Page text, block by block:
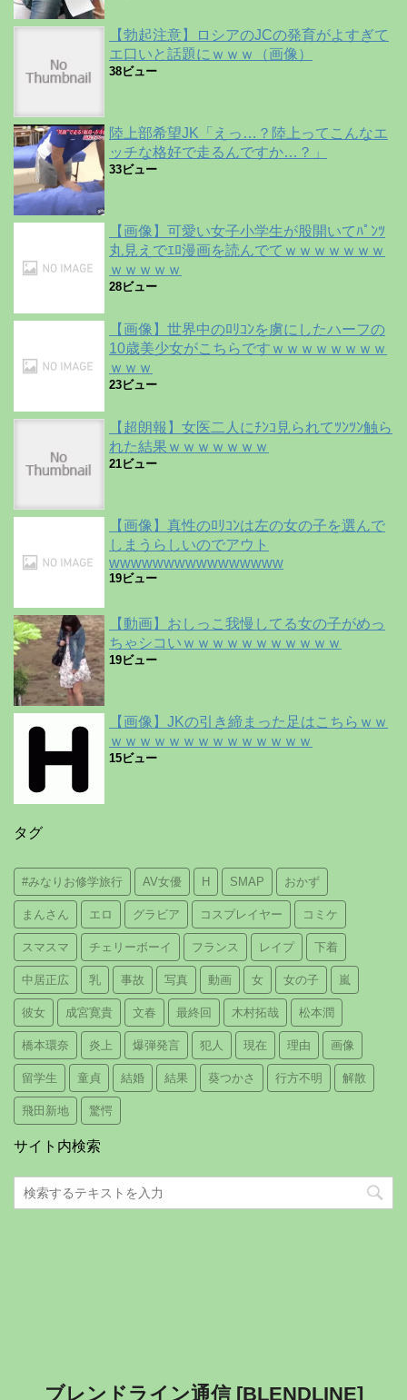
【勃起注意】ロシアのJCの発育がよすぎて
エ口いと話題にｗｗｗ（画像）
38ビュー
陸上部希望JK「えっ…？陸上ってこんなエ
ッチな格好で走るんですか…？」
33ビュー
【画像】可愛い女子小学生が股開いてﾊﾟﾝﾂ
丸見えでｴﾛ漫画を読んでてｗｗｗｗｗｗｗ
ｗｗｗｗｗ
28ビュー
【画像】世界中のﾛﾘｺﾝを虜にしたハーフの
10歳美少女がこちらですｗｗｗｗｗｗｗｗ
ｗｗｗ
23ビュー
【超朗報】女医二人にﾁﾝｺ見られてﾂﾝﾂﾝ触ら
れた結果ｗｗｗｗｗｗｗ
21ビュー
【画像】真性のﾛﾘｺﾝは左の女の子を選んで
しまうらしいのでアウト
wwwwwwwwwwwwwwww
19ビュー
【動画】おしっこ我慢してる女の子がめっ
ちゃシコいｗｗｗｗｗｗｗｗｗｗｗ
19ビュー
【画像】JKの引き締まった足はこちらｗｗ
ｗｗｗｗｗｗｗｗｗｗｗｗｗｗ
15ビュー
タグ
#みなりお修学旅行 AV女優 H SMAP おかず
まんさん エロ グラビア コスプレイヤー コミケ
スマスマ チェリーボーイ フランス レイプ 下着
中居正広 乳 事故 写真 動画 女 女の子 嵐
彼女 成宮寛貴 文春 最終回 木村拓哉 松本潤
橋本環奈 炎上 爆弾発言 犯人 現在 理由 画像
留学生 童貞 結婚 結果 葵つかさ 行方不明 解散
飛田新地 驚愕
サイト内検索
ブレンドライン通信 [BLENDLINE]